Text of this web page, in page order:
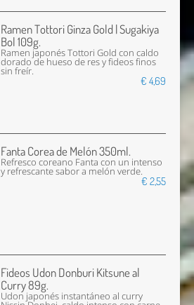
Ramen Tottori Ginza Gold | Sugakiya
Bol 109g.
Ramen japonés Tottori Gold con caldo
dorado de hueso de res y fideos finos
sin freír.
€ 4,69
Fanta Corea de Melón 350ml.
Refresco coreano Fanta con un intenso
y refrescante sabor a melón verde.
€ 2,55
Fideos Udon Donburi Kitsune al
Curry 89g.
Udon japonés instantáneo al curry